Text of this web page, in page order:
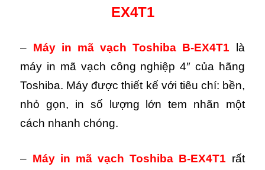
EX4T1
– Máy in mã vạch Toshiba B-EX4T1 là
máy in mã vạch công nghiệp 4″ của hãng
Toshiba. Máy được thiết kế với tiêu chí: bền,
nhỏ gọn, in số lượng lớn tem nhãn một
cách nhanh chóng.
– Máy in mã vạch Toshiba B-EX4T1 rất